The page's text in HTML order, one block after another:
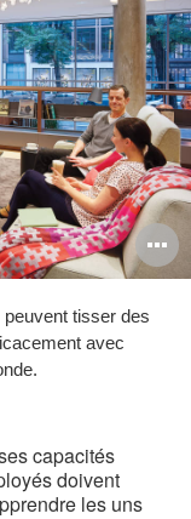
peuvent tisser des
avec
capacités
doivent
les uns